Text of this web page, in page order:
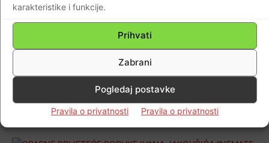
karakteristike i funkcije.
Prihvati
Zabrani
Pogledaj postavke
Pravila o privatnosti Pravila o privatnosti
HOĆE LI IKADA ITKO KAZNENO
ODGOVARATI ZA PROPAST ULJANIKA?…
ŠTO RADI DORH ILI UOPĆE NE RADI?
Braniteljski portal - 05.01.2019